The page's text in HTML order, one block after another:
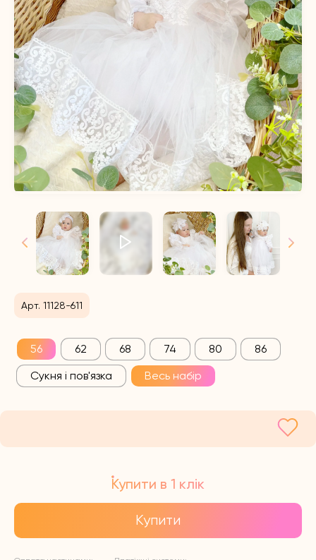
Арт. 11128-611
56 62 68 74 80
86
Сукня і пов'язка
Весь набір
Купити в 1 клік
Купити